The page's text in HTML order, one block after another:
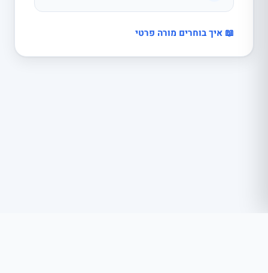
📖 איך בוחרים מורה פרטי